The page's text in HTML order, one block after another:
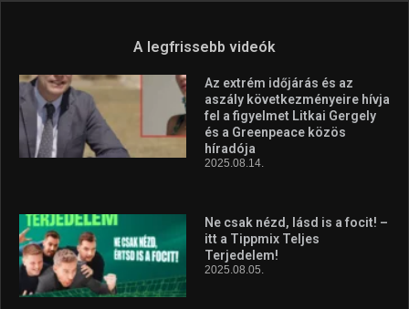
A legfrissebb videók
Az extrém időjárás és az
aszály következményeire hívja
fel a figyelmet Litkai Gergely
és a Greenpeace közös
híradója
2025.08.14.
Ne csak nézd, lásd is a focit! –
itt a Tippmix Teljes
Terjedelem!
2025.08.05.